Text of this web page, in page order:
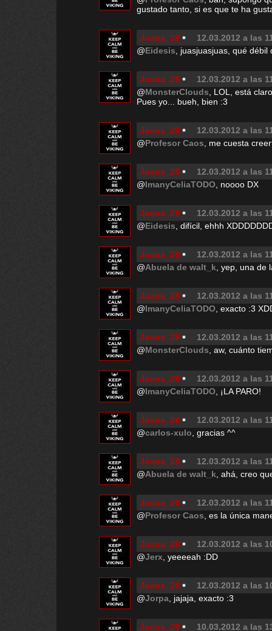
gustado tanto, si es que te ha
Joana_28
12.03.2012 a las
@Eidesis , juasjuasjuas, qué
Joana_28
12.03.2012 a las
@MonsterClouds , LOL, está
Pues yo... bueh, bien :3
Joana_28
12.03.2012 a las
@Profesor Caos , me cuesta
Joana_28
12.03.2012 a las
@ImanyCeliaTODO , noooo DX
Joana_28
12.03.2012 a las
@Eidesis , difícil, ehhh
Joana_28
12.03.2012 a las
@Abuela de walt_k , yep, una de
Joana_28
12.03.2012 a las
@ImanyCeliaTODO , exacto :3
Joana_28
12.03.2012 a las
@MonsterClouds , aw, cuánto
Joana_28
12.03.2012 a las
@ImanyCeliaTODO , ¡LA PARO!
Joana_28
12.03.2012 a las
@carlos-xulo , gracias ^^
Joana_28
12.03.2012 a las
@Abuela de walt_k , ahá, creo
Joana_28
12.03.2012 a las
@Profesor Caos , es la única
Joana_28
12.03.2012 a las
@Jerx , yeeeeah :DD
Joana_28
12.03.2012 a las
@Jorpa , jajaja, exacto :3
Joana_28
10.03.2012 a las